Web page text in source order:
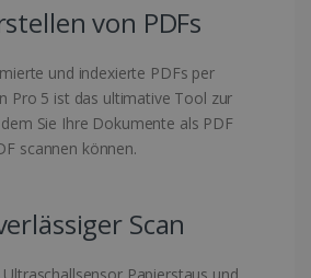
von PDFs
und indexierte PDFs per
Pro 5 ist das ultimative Tool zur
Sie Ihre Dokumente als PDF
scannen können.
Scan